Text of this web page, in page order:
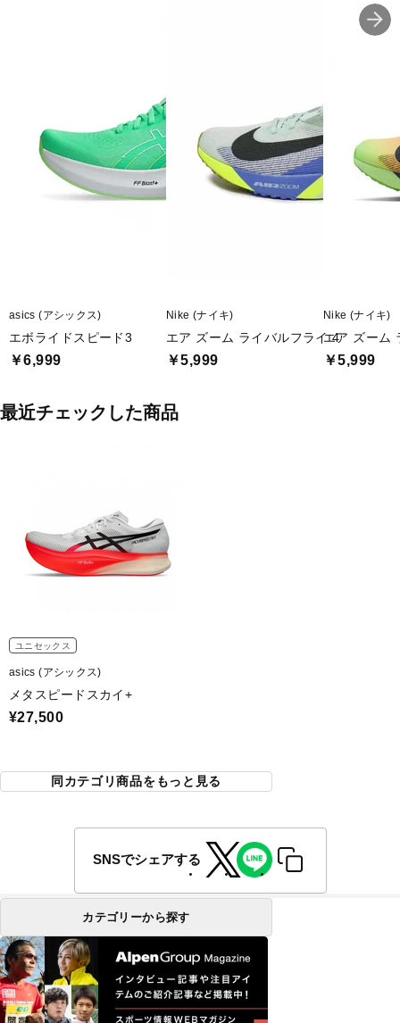
asics (アシックス)
エボライドスピード3
￥6,999
Nike (ナイキ)
エア ズーム ライバルフライ 4
￥5,999
Nike (ナイキ)
エア ズーム
￥5,999
最近チェックした商品
ユニセックス
asics (アシックス)
メタスピードスカイ+
¥27,500
同カテゴリ商品をもっと見る
SNSでシェアする
カテゴリーから探す